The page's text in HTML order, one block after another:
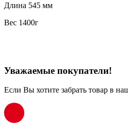
Длина 545 мм
Вес 1400г
Уважаемые покупатели!
Если Вы хотите забрать товар в